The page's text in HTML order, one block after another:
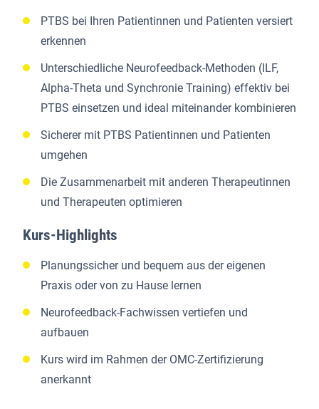
PTBS bei Ihren Patientinnen und Patienten versiert
erkennen
Unterschiedliche Neurofeedback-Methoden (ILF,
Alpha-Theta und Synchronie Training) effektiv bei
PTBS einsetzen und ideal miteinander kombinieren
Sicherer mit PTBS Patientinnen und Patienten
umgehen
Die Zusammenarbeit mit anderen Therapeutinnen
und Therapeuten optimieren
Kurs-Highlights
Planungssicher und bequem aus der eigenen
Praxis oder von zu Hause lernen
Neurofeedback-Fachwissen vertiefen und
aufbauen
Kurs wird im Rahmen der OMC-Zertifizierung
anerkannt